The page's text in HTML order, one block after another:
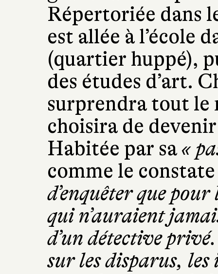
Répertoriée dans
est allée à l’école
(quartier huppé),
des études d’art.
surprendra tout le
choisira de
Habitée par sa«
comme le
d’enquêter que pour
qui n’auraient
d’un détective
sur les disparus,